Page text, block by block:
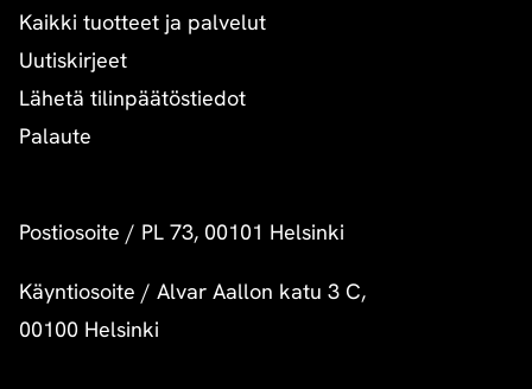
Kaikki tuotteet ja palvelut
Uutiskirjeet
Lähetä tilinpäätöstiedot
Palaute
Postiosoite / PL 73, 00101 Helsinki
Käyntiosoite / Alvar Aallon katu 3 C,
00100 Helsinki